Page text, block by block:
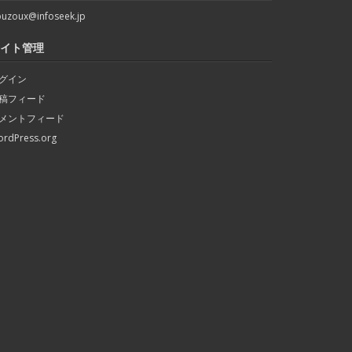
ト管理
イン
フィード
ントフィード